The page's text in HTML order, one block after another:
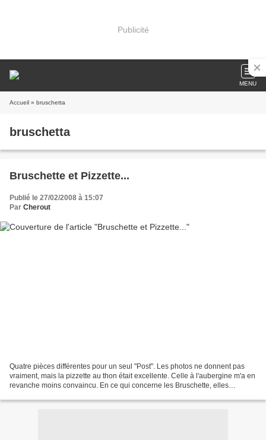
Publicité
MENU
Accueil » bruschetta
bruschetta
Bruschette et Pizzette...
Publié le 27/02/2008 à 15:07
Par Cherout
Quatre pièces différentes pour un seul "Post". Les photos ne donnent pas
vraiment, mais la pizzette au thon était excellente. Celle à l'aubergine m'a en
revanche moins convaincu. En ce qui concerne les Bruschette, elles